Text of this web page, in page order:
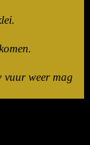
vuur weer mag